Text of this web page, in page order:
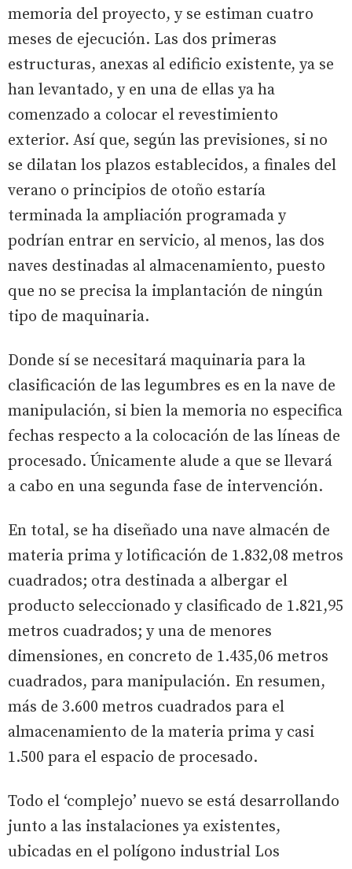
memoria del proyecto, y se estiman cuatro
meses de ejecución. Las dos primeras
estructuras, anexas al edificio existente, ya se
han levantado, y en una de ellas ya ha
comenzado a colocar el revestimiento
exterior. Así que, según las previsiones, si no
se dilatan los plazos establecidos, a finales del
verano o principios de otoño estaría
terminada la ampliación programada y
podrían entrar en servicio, al menos, las dos
naves destinadas al almacenamiento, puesto
que no se precisa la implantación de ningún
tipo de maquinaria.
Donde sí se necesitará maquinaria para la
clasificación de las legumbres es en la nave de
manipulación, si bien la memoria no especifica
fechas respecto a la colocación de las líneas de
procesado. Únicamente alude a que se llevará
a cabo en una segunda fase de intervención.
En total, se ha diseñado una nave almacén de
materia prima y lotificación de 1.832,08 metros
cuadrados; otra destinada a albergar el
producto seleccionado y clasificado de 1.821,95
metros cuadrados; y una de menores
dimensiones, en concreto de 1.435,06 metros
cuadrados, para manipulación. En resumen,
más de 3.600 metros cuadrados para el
almacenamiento de la materia prima y casi
1.500 para el espacio de procesado.
Todo el ‘complejo’ nuevo se está desarrollando
junto a las instalaciones ya existentes,
ubicadas en el polígono industrial Los